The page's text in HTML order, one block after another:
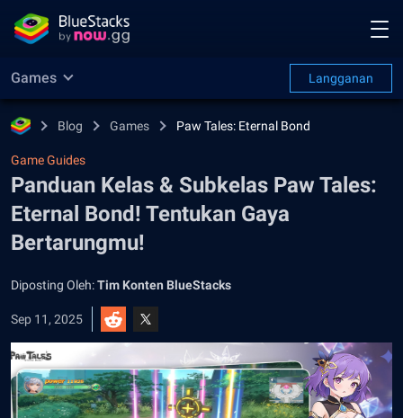
Games Langganan
Blog Games Paw Tales: Eternal Bond
Game Guides
Panduan Kelas & Subkelas Paw Tales:
Eternal Bond! Tentukan Gaya
Bertarungmu!
Diposting Oleh:Tim Konten BlueStacks
Sep 11, 2025